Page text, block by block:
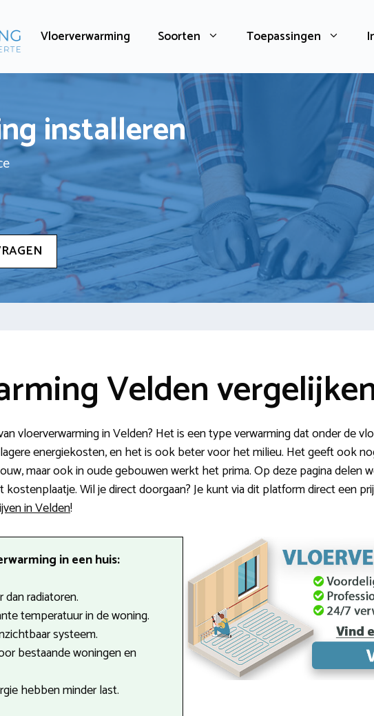
Vloerverwarming Soorten Toepassingen
installeren
Velden
vloerverwarming in Velden? Het is een type verwarming dat onder de
energiekosten, en het is ook beter voor het milieu. Het geeft ook
maar ook in oude gebouwen werkt het prima. Op deze pagina delen
Wil je direct doorgaan? Je kunt via dit platform direct een
in Velden!
in een huis:
dan radiatoren.
temperatuur in de woning.
systeem.
bestaande woningen en
hebben minder last.